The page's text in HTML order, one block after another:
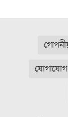
যোগাযোগ